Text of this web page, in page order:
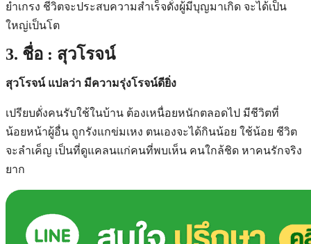
ยำเกรง ชีวิตจะประสบความสำเร็จดั่งผู้มีบุญมาเกิด จะได้เป็น
ใหญ่เป็นโต
3. ชื่อ : สุวโรจน์
สุวโรจน์ แปลว่า มีความรุ่งโรจน์ดียิ่ง
เปรียบดั่งคนรับใช้ในบ้าน ต้องเหนื่อยหนักตลอดไป มีชีวิตที่
น้อยหน้าผู้อื่น ถูกรังแกข่มเหง ตนเองจะได้กินน้อย ใช้น้อย ชีวิต
จะลำเค็ญ เป็นที่ดูแคลนแก่คนที่พบเห็น คนใกล้ชิด หาคนรักจริง
ยาก